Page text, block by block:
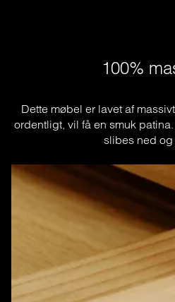
100%
Dette møbel er lavet af
ordentligt, vil få en smuk
slibes ned og